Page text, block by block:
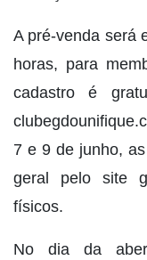
A pré-venda será
horas, para
cadastro é
7 e 9 de junho,
geral pelo site
físicos.
No dia da